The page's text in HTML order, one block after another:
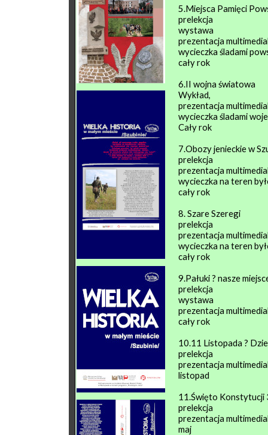
5.Miejsca Pamięci
prelekcja
wystawa
prezentacja
wycieczka śladami
cały rok
6.II wojna światowa
Wykład,
prezentacja
wycieczka śladami
Cały rok
7.Obozy jenieckie w
prelekcja
prezentacja
wycieczka na teren
cały rok
8. Szare Szeregi
prelekcja
prezentacja
wycieczka na teren
cały rok
9.Pałuki ? nasze
prelekcja
wystawa
prezentacja
cały rok
10.11 Listopada ?
prelekcja
prezentacja
listopad
11.Święto Konstytucji
prelekcja
prezentacja
maj